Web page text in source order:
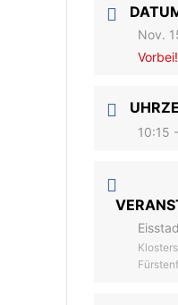
Nov.
Vorbei!
10:15